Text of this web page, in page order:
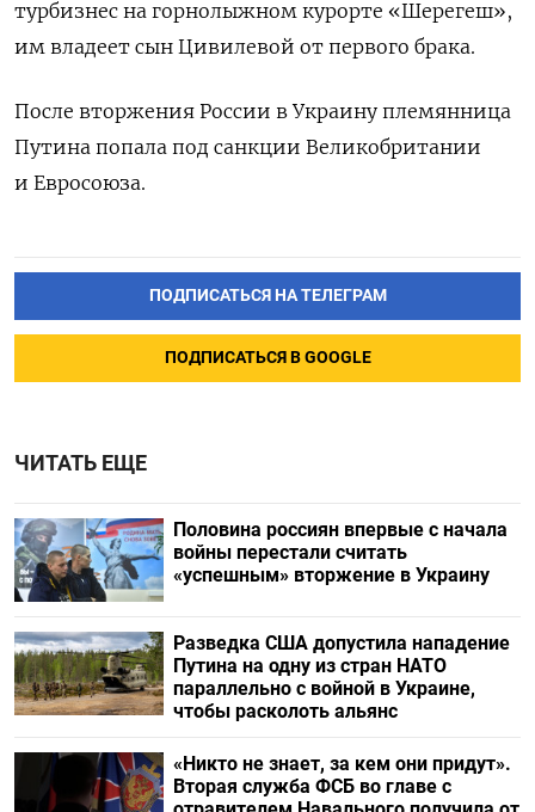
турбизнес на горнолыжном курорте «Шерегеш»,
им владеет сын Цивилевой от первого брака.
После вторжения России в Украину племянница
Путина попала под санкции Великобритании
и Евросоюза.
ПОДПИСАТЬСЯ НА ТЕЛЕГРАМ
ПОДПИСАТЬСЯ В GOOGLE
ЧИТАТЬ ЕЩЕ
Половина россиян впервые с начала
войны перестали считать
«успешным» вторжение в Украину
Разведка США допустила нападение
Путина на одну из стран НАТО
параллельно с войной в Украине,
чтобы расколоть альянс
«Никто не знает, за кем они придут».
Вторая служба ФСБ во главе с